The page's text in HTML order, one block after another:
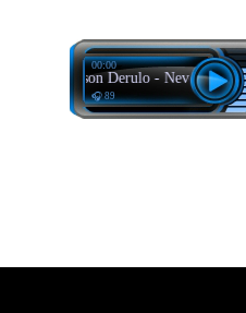
Shouse, Jason Derulo - Never Let You
00:00
🎧 89